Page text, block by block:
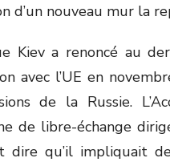
d’un nouveau mur la
Kiev a renoncé au
avec l’UE en
de la Russie.
de libre-échange
dire qu’il impliquait